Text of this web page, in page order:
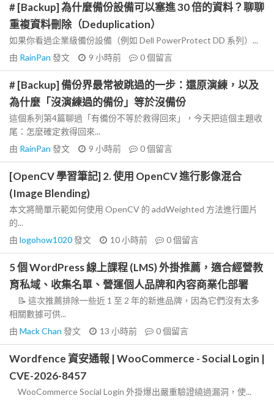
# [Backup] 為什麼備份設備可以塞進 30 倍的資料？聊聊
重複資料刪除（Deduplication）
如果你看過企業級備份設備（例如 Dell PowerProtect DD 系列）...
由 RainPan 發文 9 小時前 0個留言
# [Backup] 備份界最常被跳過的一步：還原演練，以及
為什麼「沒演練過的備份」等於沒備份
這個系列第4篇聊過「有備份不等於救得回來」，今天把這個主題收
尾：怎麼確定救得回來...
由 RainPan 發文 9 小時前 0個留言
[OpenCV 學習筆記] 2. 使用 OpenCV 進行影像混合
(Image Blending)
本文將簡單示範如何使用 OpenCV 的 addWeighted 方法進行圖片
的...
由 logohow1020發文 10 小時前 0個留言
5 個 WordPress 線上課程 (LMS) 外掛推薦，適合經營教
育私域、收集名單、營運個人品牌和內容商業化部署
📝 這次推薦排除一些近 1 至 2 年的新進品牌，因為它們沒有太多
相關數據可供...
由 Mack Chan 發文 13 小時前 0個留言
Wordfence 資安通報 | WooCommerce - Social Login |
CVE-2026-8457
WooCommerce Social Login 外掛爆出嚴重驗證繞過漏洞，使...